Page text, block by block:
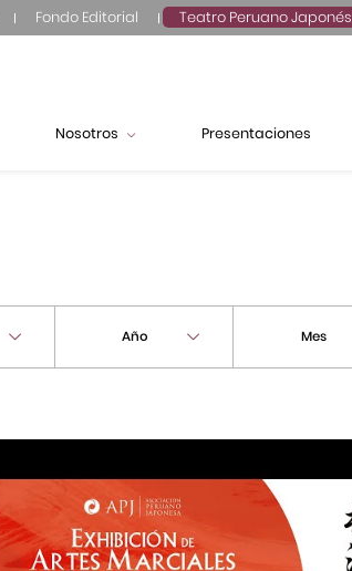
Fondo Editorial Teatro Peruano Japonés
Nosotros Presentaciones
Año Mes